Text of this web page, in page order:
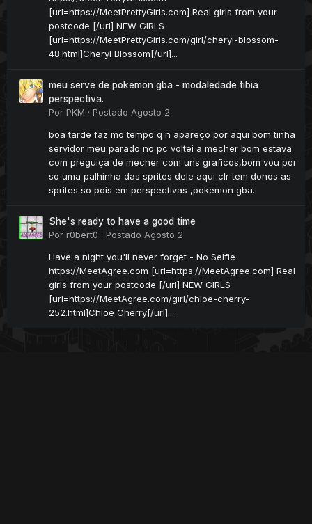
[url=https://MeetPrettyGirls.com] Real girls from your
postcode [/url] NEW GIRLS
[url=https://MeetPrettyGirls.com/girl/cheryl-blossom-
48.html]Cheryl Blossom[/url]...
meu serve de pokemon gba - modaledade tibia
perspectiva.
Por PKM · Postado Agosto 2
boa tarde faz mo tempo q n apareço por aqui bom tinha
servidor meu parado no pc voltei a mecher bom estava
com preguiça de mecher com uns graficos,bom vou por
so uma palhinha das sprites dele aqui clr tem donos as
sprites so pois em perspectivas ,pokemon gba.
She's ready to have a good time
Por r0bert0 · Postado Agosto 2
Have a night you'll never forget - No Selfie
https://MeetAgree.com [url=https://MeetAgree.com] Real
girls from your postcode [/url] NEW GIRLS
[url=https://MeetAgree.com/girl/chloe-cherry-
252.html]Chloe Cherry[/url]...